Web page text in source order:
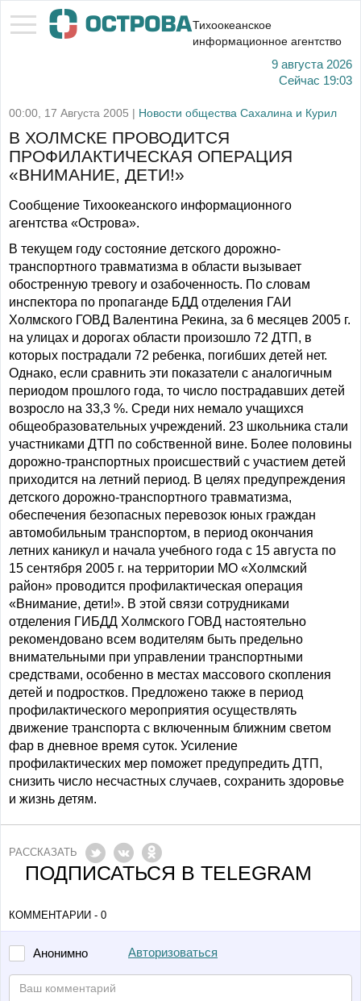
Тихоокеанское
информационное агентство
9 августа 2026
Сейчас 19:03
00:00, 17 Августа 2005 | Новости общества Сахалина и Курил
В ХОЛМСКЕ ПРОВОДИТСЯ
ПРОФИЛАКТИЧЕСКАЯ ОПЕРАЦИЯ
«ВНИМАНИЕ, ДЕТИ!»
Сообщение Тихоокеанского информационного
агентства «Острова».
В текущем году состояние детского дорожно-
транспортного травматизма в области вызывает
обостренную тревогу и озабоченность. По словам
инспектора по пропаганде БДД отделения ГАИ
Холмского ГОВД Валентина Рекина, за 6 месяцев 2005 г.
на улицах и дорогах области произошло 72 ДТП, в
которых пострадали 72 ребенка, погибших детей нет.
Однако, если сравнить эти показатели с аналогичным
периодом прошлого года, то число пострадавших детей
возросло на 33,3 %. Среди них немало учащихся
общеобразовательных учреждений. 23 школьника стали
участниками ДТП по собственной вине. Более половины
дорожно-транспортных происшествий с участием детей
приходится на летний период. В целях предупреждения
детского дорожно-транспортного травматизма,
обеспечения безопасных перевозок юных граждан
автомобильным транспортом, в период окончания
летних каникул и начала учебного года с 15 августа по
15 сентября 2005 г. на территории МО «Холмский
район» проводится профилактическая операция
«Внимание, дети!». В этой связи сотрудниками
отделения ГИБДД Холмского ГОВД настоятельно
рекомендовано всем водителям быть предельно
внимательными при управлении транспортными
средствами, особенно в местах массового скопления
детей и подростков. Предложено также в период
профилактического мероприятия осуществлять
движение транспорта с включенным ближним светом
фар в дневное время суток. Усиление
профилактических мер поможет предупредить ДТП,
снизить число несчастных случаев, сохранить здоровье
и жизнь детям.
РАССКАЗАТЬ
ПОДПИСАТЬСЯ В TELEGRAM
КОММЕНТАРИИ - 0
Анонимно Авторизоваться